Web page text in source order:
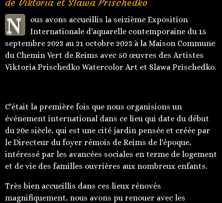
N
ous avons accueillis la seizième Exposition
Internationale d'aquarelle contemporaine du 15
septembre 2023 au 21 octobre 2023 à la Maison Commune
du Chemin Vert de Reims avec 50 œuvres des Artistes
Viktoria Prischedko Watercolor Art et Slawa Prischedko.
C'était la première fois que nous organisions un
événement international dans ce lieu qui date du début
du 20e siècle, qui est une cité jardin pensée et créée par
le Directeur du foyer rémois de Reims de l'époque,
intéressé par les avancées sociales en terme de logement
et de vie des familles ouvrières aux nombreux enfants.
Très bien accueillis dans ces lieux rénovés
magnifiquement, nous avons pu renouer avec les